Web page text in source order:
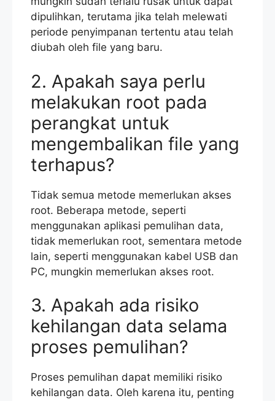
dipulihkan, terutama jika telah melewati
periode penyimpanan tertentu atau telah
diubah oleh file yang baru.
2. Apakah saya perlu
melakukan root pada
perangkat untuk
mengembalikan file yang
terhapus?
Tidak semua metode memerlukan akses
root. Beberapa metode, seperti
menggunakan aplikasi pemulihan data,
tidak memerlukan root, sementara metode
lain, seperti menggunakan kabel USB dan
PC, mungkin memerlukan akses root.
3. Apakah ada risiko
kehilangan data selama
proses pemulihan?
Proses pemulihan dapat memiliki risiko
kehilangan data. Oleh karena itu, penting